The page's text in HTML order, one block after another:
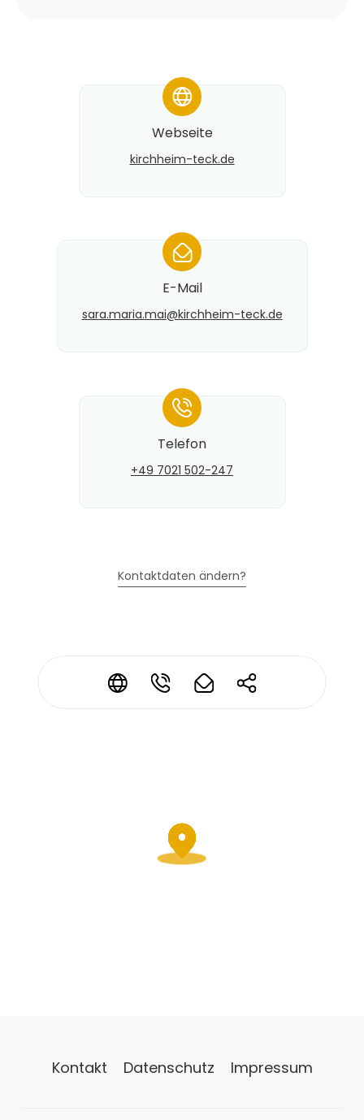
* * * *
*
Webseite
kirchheim-teck.de
*
E-Mail
sara.maria.mai@​kirchheim-teck.de
*
Telefon
+49 7021 502-247
Kontaktdaten ändern?
Kontakt Datenschutz Impressum